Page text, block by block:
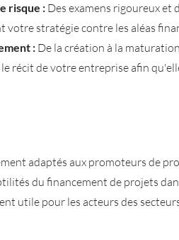
risque : Des examens rigoureux et
votre stratégie contre les aléas
: De la création à la
récit de votre entreprise afin
adaptés aux promoteurs de
du financement de projets
utile pour les acteurs des